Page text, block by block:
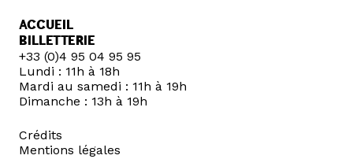
ACCUEIL
BILLETTERIE
+33 (0)4 95 04 95 95
Lundi : 11h à 18h
Mardi au samedi : 11h à 19h
Dimanche : 13h à 19h
Crédits
Mentions légales